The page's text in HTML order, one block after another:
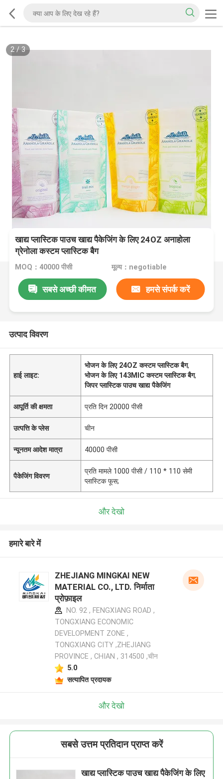
2/ 3
खाद्य प्लास्टिक पाउच खाद्य पैकेजिंग के लिए 24OZ अनाहोला
ग्रेनोला कस्टम प्लास्टिक बैग
MOQ：40000 पीसी मूल्य：negotiable
सबसे अच्छी कीमत हमसे संपर्क करें
उत्पाद विवरण
हाई लाइट:
भोजन के लिए 24OZ कस्टम प्लास्टिक बैग,
भोजन के लिए 143MIC कस्टम प्लास्टिक बैग,
जिपर प्लास्टिक पाउच खाद्य पैकेजिंग
आपूर्ति की क्षमता प्रति दिन 20000 पीसी
उत्पत्ति के प्लेस चीन
न्यूनतम आदेश मात्रा 40000 पीसी
पैकेजिंग विवरण
प्रति मामले 1000 पीसी / 110 * 110 सेमी
प्लास्टिक फूस;
और देखो
हमारे बारे में
ZHEJIANG MINGKAI NEW
MATERIAL CO., LTD. निर्माता
प्रोफ़ाइल
NO. 92 , FENGXIANG ROAD ,
TONGXIANG ECONOMIC
DEVELOPMENT ZONE ,
TONGXIANG CITY ,ZHEJIANG
PROVINCE , CHIAN , 314500 ,चीन
5.0
सत्यापित प्रदायक
और देखो
सबसे उत्तम प्रतिदान प्राप्त करें
खाद्य प्लास्टिक पाउच खाद्य पैकेजिंग के लिए